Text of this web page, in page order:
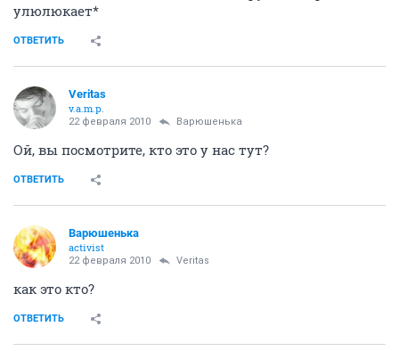
улюлюкает*
ОТВЕТИТЬ
Veritas
v.a.m.p.
22 февраля 2010 Варюшенька
Ой, вы посмотрите, кто это у нас тут?
ОТВЕТИТЬ
Варюшенька
activist
22 февраля 2010 Veritas
как это кто?
ОТВЕТИТЬ